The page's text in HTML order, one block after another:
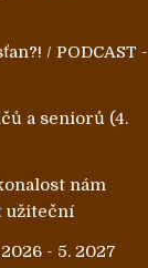
/ PODCAST -
a seniorů (4.
nám
užiteční
- 5. 2027